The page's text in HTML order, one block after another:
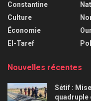
Constantine
Culture
Économie
El-Taref
Nouvelles récentes
Sétif :
quadruple